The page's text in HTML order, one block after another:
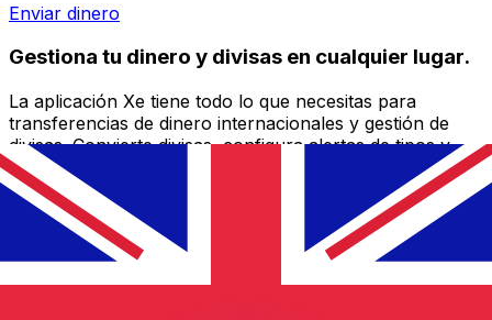
Enviar dinero
Gestiona tu dinero y divisas en cualquier lugar.
La aplicación Xe tiene todo lo que necesitas para
transferencias de dinero internacionales y gestión de
divisas. Convierte divisas, configura alertas de tipos y
transfiere dinero al extranjero sin comisiones ocultas.
¡Descarga hoy!